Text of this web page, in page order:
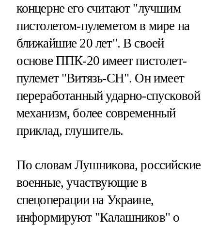
концерне его считают "лучшим
пистолетом-пулеметом в мире на
ближайшие 20 лет". В своей
основе ППК-20 имеет пистолет-
пулемет "Витязь-СН". Он имеет
переработанный ударно-спусковой
механизм, более современный
приклад, глушитель.
По словам Лушникова, российские
военные, участвующие в
спецоперации на Украине,
информируют "Калашников" о